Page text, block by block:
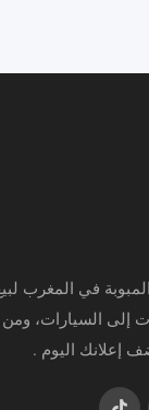
المبوبة في المغرب
إلى السيارات، ومن
إعلانك اليوم .